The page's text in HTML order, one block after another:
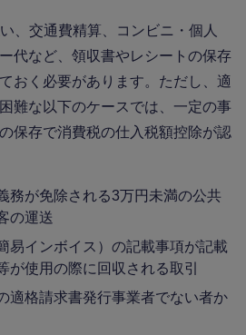
、交通費精算、コンビニ・個人
代など、領収書やレシートの保存
おく必要があります。ただし、適
難な以下のケースでは、一定の事
保存で消費税の仕入税額控除が認
務が免除される3万円未満の公共
の運送
易インボイス）の記載事項が記載
が使用の際に回収される取引
適格請求書発行事業者でない者か